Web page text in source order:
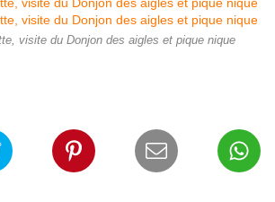
visite du Donjon des aigles et pique nique